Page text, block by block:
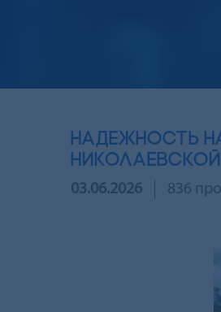
Надежность
03.06.2026 836